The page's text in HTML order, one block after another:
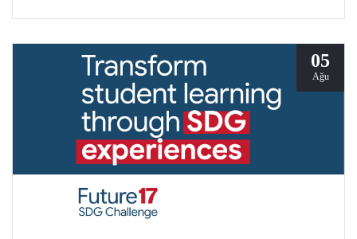
kapsamında desteklenmeye hak kazandı.
05
Ağu